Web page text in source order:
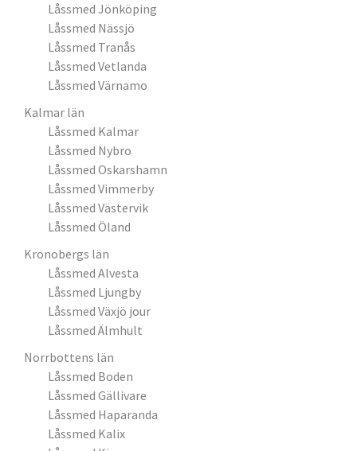
Låssmed Jönköping
Låssmed Nässjö
Låssmed Tranås
Låssmed Vetlanda
Låssmed Värnamo
Kalmar län
Låssmed Kalmar
Låssmed Nybro
Låssmed Oskarshamn
Låssmed Vimmerby
Låssmed Västervik
Låssmed Öland
Kronobergs län
Låssmed Alvesta
Låssmed Ljungby
Låssmed Växjö jour
Låssmed Älmhult
Norrbottens län
Låssmed Boden
Låssmed Gällivare
Låssmed Haparanda
Låssmed Kalix